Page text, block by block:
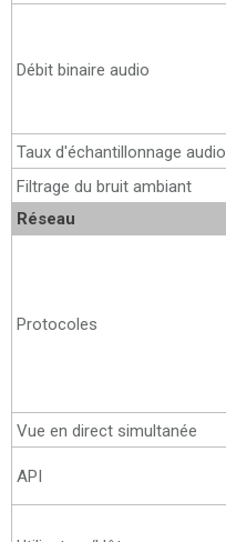
Débit binaire audio
Taux d'échantillonnage audio
Filtrage du bruit ambiant
Réseau
Protocoles
Vue en direct simultanée
API